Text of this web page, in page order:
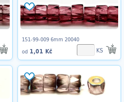
151-99-009 6mm 20040
od 1,01 Kč KS